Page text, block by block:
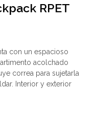
RPET
con un espacioso
acolchado
correa para sujetarla
Interior y exterior